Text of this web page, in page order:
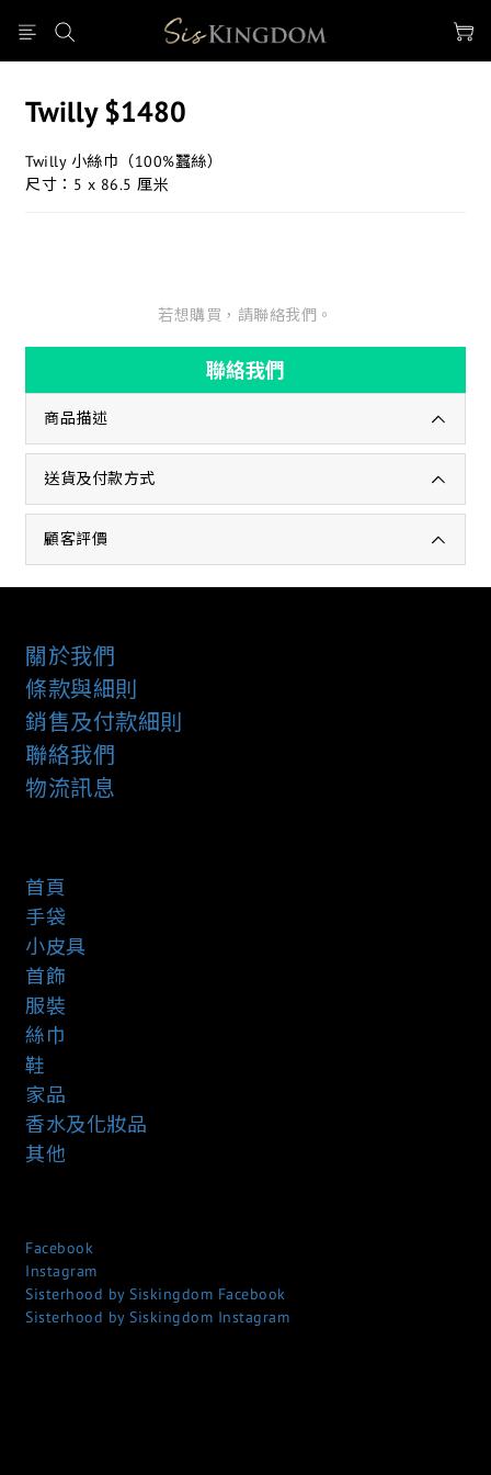
Twilly $1480
Twilly 小絲巾（100%蠶絲）
尺寸：5 x 86.5 厘米
若想購買，請聯絡我們。
聯絡我們
商品描述
送貨及付款方式
顧客評價
關於我們
條款與細則
銷售及付款細則
聯絡我們
物流訊息
首頁
手袋
小皮具
首飾
服裝
絲巾
鞋
家品
香水及化妝品
其他
Facebook
Instagram
Sisterhood by Siskingdom Facebook
Sisterhood by Siskingdom Instagram